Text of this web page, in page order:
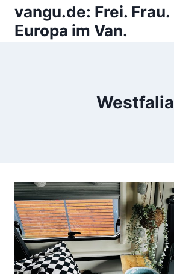
Zum
Inhalt
springen
vangu.de: Frei. Frau.
Europa im Van.
Westfalia